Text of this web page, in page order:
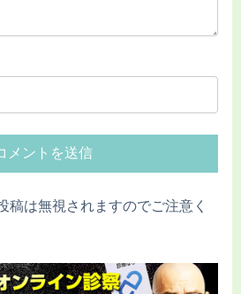
稿は無視されますのでご注意く